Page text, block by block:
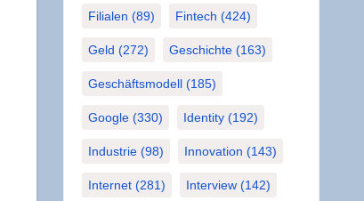
Filialen (89) Fintech (424)
Geld (272) Geschichte(163)
Geschäftsmodell(185)
Google(330) Identity(192)
Industrie(98) Innovation (143)
Internet(281) Interview(142)